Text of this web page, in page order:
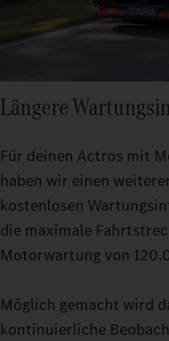
Längere
Für deinen Actros mit
haben wir einen
kostenlosen
die maximale
Motorwartung von
Möglich gemacht wird
kontinuierliche